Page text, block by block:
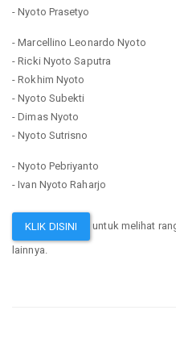
- Nyoto Prasetyo
- Marcellino Leonardo Nyoto
- Ricki Nyoto Saputra
- Rokhim Nyoto
- Nyoto Subekti
- Dimas Nyoto
- Nyoto Sutrisno
- Nyoto Pebriyanto
- Ivan Nyoto Raharjo
KLIK DISINI untuk melihat
lainnya.